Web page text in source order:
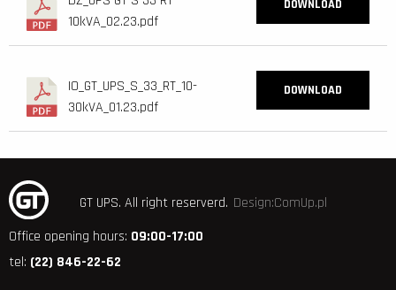
10kVA_02.23.pdf
DOWNLOAD
IO_GT_UPS_S_33_RT_10-
30kVA_01.23.pdf
DOWNLOAD
GT UPS. All right reserverd. Design:ComUp.pl
Office opening hours: 09:00-17:00
tel: (22) 846-22-62